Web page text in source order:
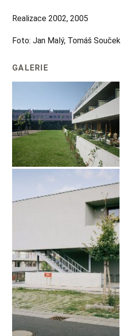
Realizace 2002, 2005
Foto: Jan Malý, Tomáš Souček
GALERIE